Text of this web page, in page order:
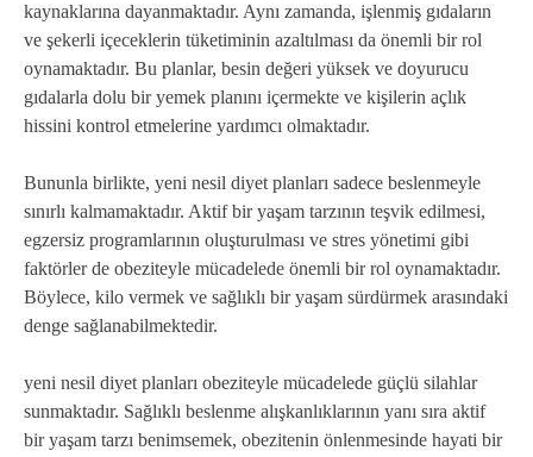
kaynaklarına dayanmaktadır. Aynı zamanda, işlenmiş gıdaların
ve şekerli içeceklerin tüketiminin azaltılması da önemli bir rol
oynamaktadır. Bu planlar, besin değeri yüksek ve doyurucu
gıdalarla dolu bir yemek planını içermekte ve kişilerin açlık
hissini kontrol etmelerine yardımcı olmaktadır.
Bununla birlikte, yeni nesil diyet planları sadece beslenmeyle
sınırlı kalmamaktadır. Aktif bir yaşam tarzının teşvik edilmesi,
egzersiz programlarının oluşturulması ve stres yönetimi gibi
faktörler de obeziteyle mücadelede önemli bir rol oynamaktadır.
Böylece, kilo vermek ve sağlıklı bir yaşam sürdürmek arasındaki
denge sağlanabilmektedir.
yeni nesil diyet planları obeziteyle mücadelede güçlü silahlar
sunmaktadır. Sağlıklı beslenme alışkanlıklarının yanı sıra aktif
bir yaşam tarzı benimsemek, obezitenin önlenmesinde hayati bir